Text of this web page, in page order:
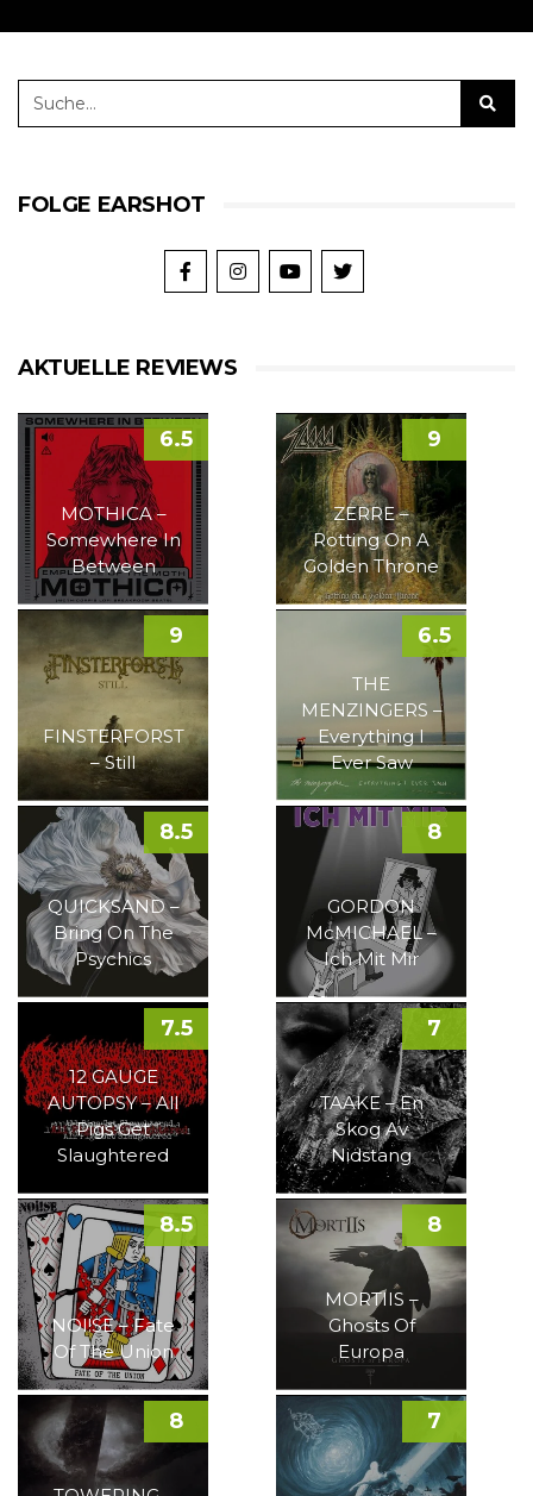
FOLGE EARSHOT
AKTUELLE REVIEWS
MOTHICA –
Somewhere In
Between
6.5
ZERRE –
Rotting On A
Golden Throne
9
FINSTERFORST
– Still
9
THE
MENZINGERS –
Everything I
Ever Saw
6.5
QUICKSAND –
Bring On The
Psychics
8.5
GORDON
McMICHAEL –
Ich Mit Mir
8
12 GAUGE
AUTOPSY – All
Pigs Get
Slaughtered
7.5
TAAKE – En
Skog Av
Nidstang
7
NOI!SE – Fate
Of The Union
8.5
MORTIIS –
Ghosts Of
Europa
8
8 7